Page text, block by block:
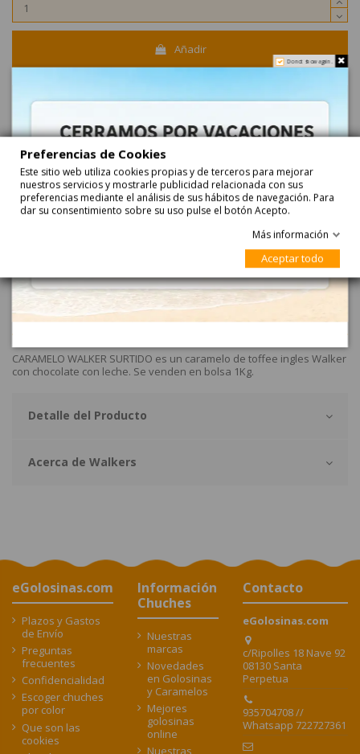
Añadir
Haga su pedido ahora y recíbalo...
24-08-2026 25-08-2026 con
Correos Express
entre25-08-2026y26-08-2026conCorreos Express Baleares
con azucar Chocolate
Descripción
CARAMELO WALKER SURTIDO es un caramelo de toffee ingles Walker
con chocolate con leche. Se venden en bolsa 1Kg.
Detalle del Producto
Acerca de Walkers
eGolosinas.com
Plazos y Gastos
de Envío
Preguntas
frecuentes
Confidencialidad
Escoger chuches
por color
Que son las
cookies
Información
Chuches
Nuestras
marcas
Novedades
en Golosinas
y Caramelos
Mejores
golosinas
online
Contacto
eGolosinas.com
c/Ripolles 18 Nave 92
08130 Santa
Perpetua
935704708 //
Whatsapp 722727361
Do not show again.
Preferencias de Cookies
Este sitio web utiliza cookies propias y de terceros para mejorar
nuestros servicios y mostrarle publicidad relacionada con sus
preferencias mediante el análisis de sus hábitos de navegación. Para
dar su consentimiento sobre su uso pulse el botón Acepto.
Más información
Aceptar todo